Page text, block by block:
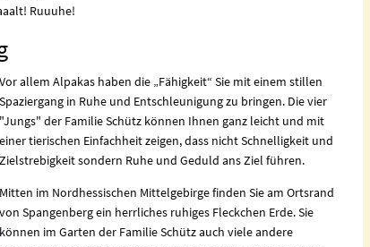
Ruuuhe!
Vor allem Alpakas haben die „Fähigkeit“ Sie mit einem stillen
Spaziergang in Ruhe und Entschleunigung zu bringen. Die vier
"Jungs" der Familie Schütz können Ihnen ganz leicht und mit
einer tierischen Einfachheit zeigen, dass nicht Schnelligkeit und
Zielstrebigkeit sondern Ruhe und Geduld ans Ziel führen.
Mitten im Nordhessischen Mittelgebirge finden Sie am Ortsrand
von Spangenberg ein herrliches ruhiges Fleckchen Erde. Sie
können im Garten der Familie Schütz auch viele andere